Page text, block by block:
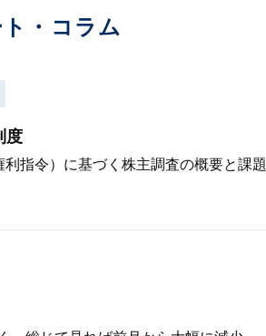
・コラム
度
指令）に基づく株主調査の概要と課題